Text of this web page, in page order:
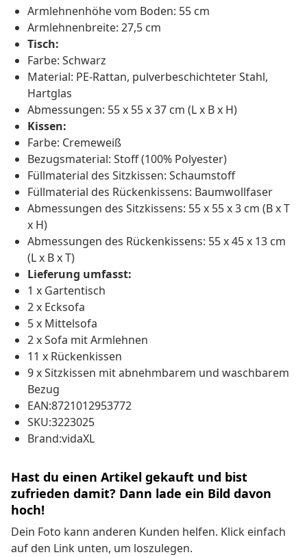
Armlehnenhöhe vom Boden: 55 cm
Armlehnenbreite: 27,5 cm
Tisch:
Farbe: Schwarz
Material: PE-Rattan, pulverbeschichteter Stahl,
Hartglas
Abmessungen: 55 x 55 x 37 cm (L x B x H)
Kissen:
Farbe: Cremeweiß
Bezugsmaterial: Stoff (100% Polyester)
Füllmaterial des Sitzkissen: Schaumstoff
Füllmaterial des Rückenkissens: Baumwollfaser
Abmessungen des Sitzkissens: 55 x 55 x 3 cm (B x T
x H)
Abmessungen des Rückenkissens: 55 x 45 x 13 cm
(L x B x T)
Lieferung umfasst:
1 x Gartentisch
2 x Ecksofa
5 x Mittelsofa
2 x Sofa mit Armlehnen
11 x Rückenkissen
9 x Sitzkissen mit abnehmbarem und waschbarem
Bezug
EAN:8721012953772
SKU:3223025
Brand:vidaXL
Hast du einen Artikel gekauft und bist
zufrieden damit? Dann lade ein Bild davon
hoch!
Dein Foto kann anderen Kunden helfen. Klick einfach
auf den Link unten, um loszulegen.